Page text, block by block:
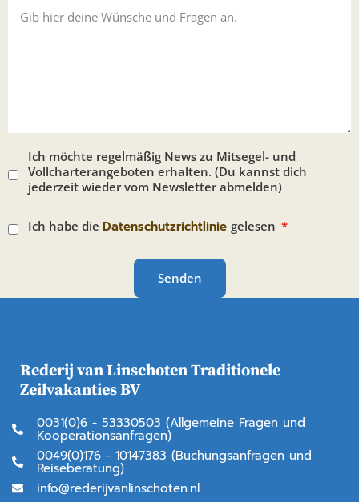
Ich möchte regelmäßig News zu Mitsegel- und
Vollcharterangeboten erhalten. (Du kannst dich
jederzeit wieder vom Newsletter abmelden)
Ich habe die Datenschutzrichtlinie gelesen
Senden
Rederij van Linschoten Traditionele
Zeilvakanties BV
0031(0)6 - 53330503 (Allgemeine Fragen und
Kooperationsanfragen)
0049(0)176 - 10147383 (Buchungsanfragen und
Reiseberatung)
info@rederijvanlinschoten.nl